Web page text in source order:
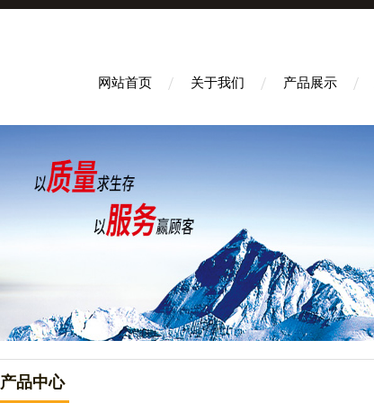
网站首页 关于我们 产品展示
产品中心